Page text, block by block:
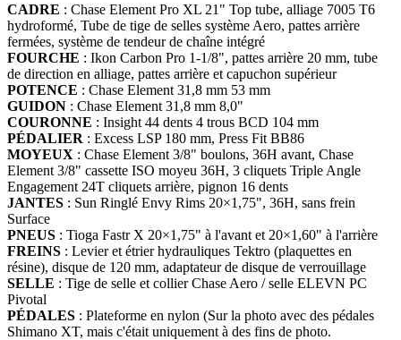
CADRE : Chase Element Pro XL 21" Top tube, alliage 7005 T6
hydroformé, Tube de tige de selles système Aero, pattes arrière
fermées, système de tendeur de chaîne intégré
FOURCHE : Ikon Carbon Pro 1-1/8", pattes arrière 20 mm, tube
de direction en alliage, pattes arrière et capuchon supérieur
POTENCE : Chase Element 31,8 mm 53 mm
GUIDON : Chase Element 31,8 mm 8,0"
COURONNE : Insight 44 dents 4 trous BCD 104 mm
PÉDALIER : Excess LSP 180 mm, Press Fit BB86
MOYEUX : Chase Element 3/8" boulons, 36H avant, Chase
Element 3/8" cassette ISO moyeu 36H, 3 cliquets Triple Angle
Engagement 24T cliquets arrière, pignon 16 dents
JANTES : Sun Ringlé Envy Rims 20×1,75", 36H, sans frein
Surface
PNEUS : Tioga Fastr X 20×1,75" à l'avant et 20×1,60" à l'arrière
FREINS : Levier et étrier hydrauliques Tektro (plaquettes en
résine), disque de 120 mm, adaptateur de disque de verrouillage
SELLE : Tige de selle et collier Chase Aero / selle ELEVN PC
Pivotal
PÉDALES : Plateforme en nylon (Sur la photo avec des pédales
Shimano XT, mais c'était uniquement à des fins de photo.